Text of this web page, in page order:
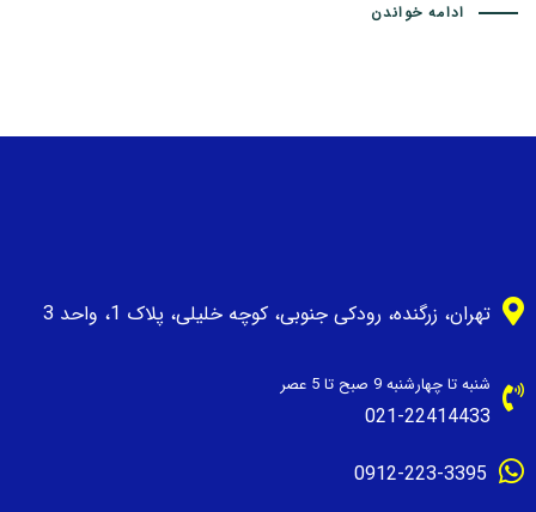
ادامه خواندن
تهران، زرگنده، رودکی جنوبی، کوچه خلیلی، پلاک 1، واحد 3
شنبه تا چهارشنبه 9 صبح تا 5 عصر
021-22414433
0912-223-3395